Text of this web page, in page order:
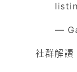
—
社群解讀